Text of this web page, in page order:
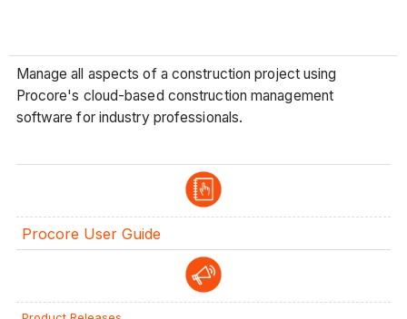
Manage all aspects of a construction project using
Procore's cloud-based construction management
software for industry professionals.
Procore User Guide